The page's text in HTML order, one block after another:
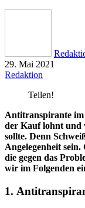
29. Mai 2021
Redaktion
Teilen!
Antitranspirante im
der Kauf lohnt und
sollte. Denn
Angelegenheit
die gegen das
wir im Folgenden
1.